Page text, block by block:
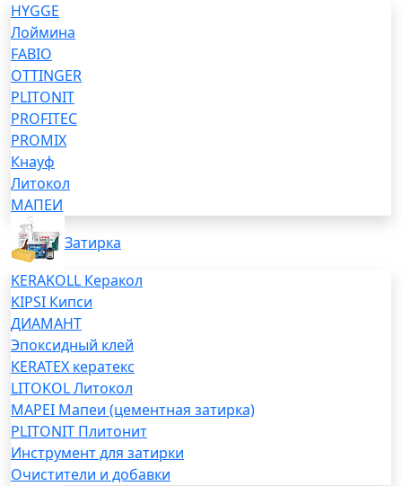
HYGGE
Лоймина
FABIO
OTTINGER
PLITONIT
PROFITEC
PROMIX
Кнауф
Литокол
МАПЕИ
Затирка
KERAKOLL Керакол
KIPSI Кипси
ДИАМАНТ
Эпоксидный клей
KERATEX кератекс
LITOKOL Литокол
MAPEI Мапеи (цементная затирка)
PLITONIT Плитонит
Инструмент для затирки
Очистители и добавки